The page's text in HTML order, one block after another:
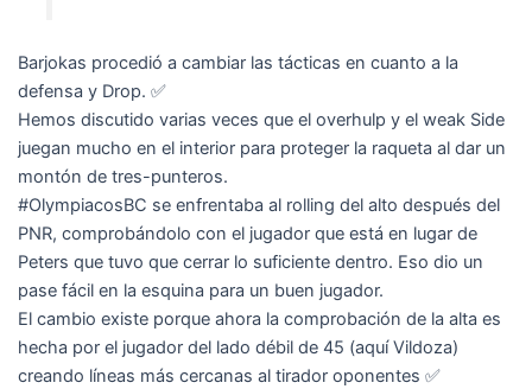
Barjokas procedió a cambiar las tácticas en cuanto a la
defensa y Drop. ✅
Hemos discutido varias veces que el overhulp y el weak Side
juegan mucho en el interior para proteger la raqueta al dar un
montón de tres-punteros.
#OlympiacosBC se enfrentaba al rolling del alto después del
PNR, comprobándolo con el jugador que está en lugar de
Peters que tuvo que cerrar lo suficiente dentro. Eso dio un
pase fácil en la esquina para un buen jugador.
El cambio existe porque ahora la comprobación de la alta es
hecha por el jugador del lado débil de 45 (aquí Vildoza)
creando líneas más cercanas al tirador oponentes ✅